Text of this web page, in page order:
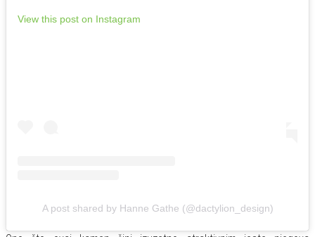
View this post on Instagram
A post shared by Hanne Gathe (@dactylion_design)